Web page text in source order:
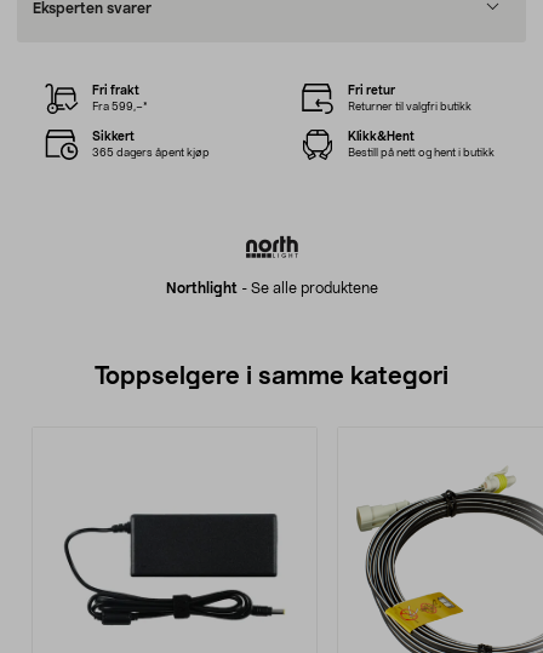
Eksperten svarer
Northlight - Se alle produktene
Fri frakt
Fra 599,–*
Fri retur
Returner til valgfri butikk
Sikkert
365 dagers åpent kjøp
Klikk&Hent
Bestill på nett og hent i butikk
Toppselgere i samme kategori